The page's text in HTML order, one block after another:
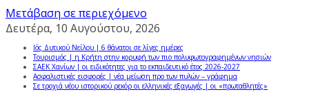
Μετάβαση σε περιεχόμενο
Δευτέρα, 10 Αυγούστου, 2026
Ιός Δυτικού Νείλου | 6 θάνατοι σε λίγες ημέρες
Τουρισμός | η Κρήτη στην κορυφή των πιο πολυφωτογραφημένων νησιών
ΣΑΕΚ Χανίων | οι ειδικότητες για το εκπαιδευτικό έτος 2026-2027
Ασφαλιστικές εισφορές | νέα μείωση προ των πυλών – γράφημα
Σε τροχιά νέου ιστορικού ρεκόρ οι ελληνικές εξαγωγές | οι «πρωταθλητές»